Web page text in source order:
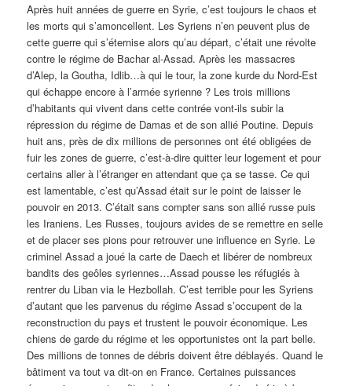
Après huit années de guerre en Syrie, c’est toujours le chaos et
les morts qui s’amoncellent. Les Syriens n’en peuvent plus de
cette guerre qui s’éternise alors qu’au départ, c’était une révolte
contre le régime de Bachar al-Assad. Après les massacres
d’Alep, la Goutha, Idlib…à qui le tour, la zone kurde du Nord-Est
qui échappe encore à l’armée syrienne ? Les trois millions
d’habitants qui vivent dans cette contrée vont-ils subir la
répression du régime de Damas et de son allié Poutine. Depuis
huit ans, près de dix millions de personnes ont été obligées de
fuir les zones de guerre, c’est-à-dire quitter leur logement et pour
certains aller à l’étranger en attendant que ça se tasse. Ce qui
est lamentable, c’est qu’Assad était sur le point de laisser le
pouvoir en 2013. C’était sans compter sans son allié russe puis
les Iraniens. Les Russes, toujours avides de se remettre en selle
et de placer ses pions pour retrouver une influence en Syrie. Le
criminel Assad a joué la carte de Daech et libérer de nombreux
bandits des geôles syriennes…Assad pousse les réfugiés à
rentrer du Liban via le Hezbollah. C’est terrible pour les Syriens
d’autant que les parvenus du régime Assad s’occupent de la
reconstruction du pays et trustent le pouvoir économique. Les
chiens de garde du régime et les opportunistes ont la part belle.
Des millions de tonnes de débris doivent être déblayés. Quand le
bâtiment va tout va dit-on en France. Certaines puissances